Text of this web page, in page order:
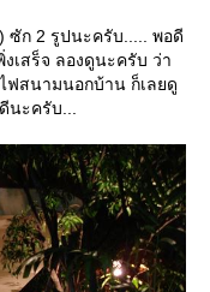
ก 2 รูปนะครับ..... พอดี
เสร็จ ลองดูนะครับ ว่า
สนามนอกบ้าน ก็เลยดู
นะครับ...